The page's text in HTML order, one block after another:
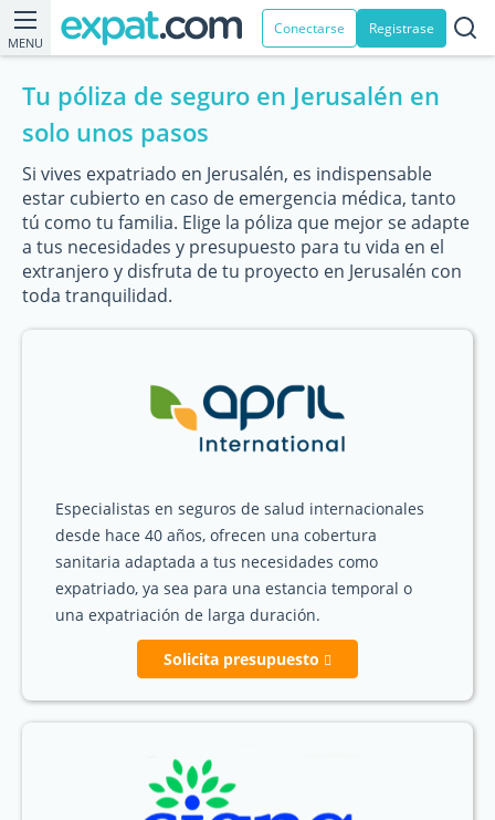
MENU
Conectarse Registrase
Tu póliza de seguro en Jerusalén en
solo unos pasos
Si vives expatriado en Jerusalén, es indispensable
estar cubierto en caso de emergencia médica, tanto
tú como tu familia. Elige la póliza que mejor se adapte
a tus necesidades y presupuesto para tu vida en el
extranjero y disfruta de tu proyecto en Jerusalén con
toda tranquilidad.
Especialistas en seguros de salud internacionales
desde hace 40 años, ofrecen una cobertura
sanitaria adaptada a tus necesidades como
expatriado, ya sea para una estancia temporal o
una expatriación de larga duración.
Solicita presupuesto